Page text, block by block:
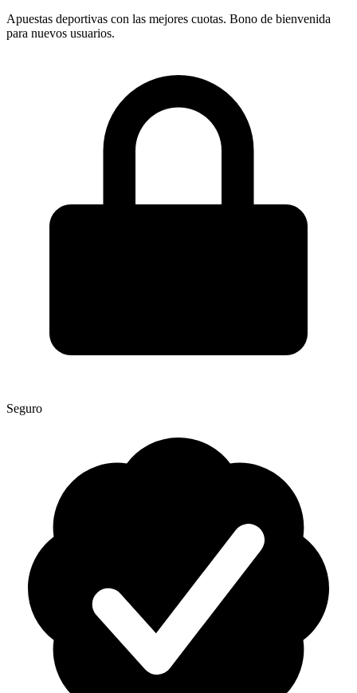
Apuestas deportivas con las mejores cuotas. Bono de bienvenida
para nuevos usuarios.
Seguro